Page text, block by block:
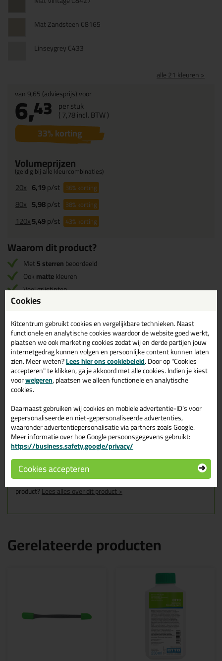
Mat Zandsteen C8165
Linseygrey C433
alle 21 kleuren >
van9,65(adviesprijs) voor
6,43 per stuk
(7,78incl. BTW )
33% korting
Volumeprijzen
(geldig bij alle kleurcombinaties)
20x 6,19p/st 36%korting
80x 5,98p/st 38%korting
120x5,49p/st 43%korting
Waarom dit product?
Met5 sterrenbeoordeeld
Ookmattekleuren
Veel grijstinten
Verouderings bestendig
Omschrijving Specificaties Reviews (1)
Ottoseal S125 400ml in
RAL 9001 (C9001)
Ottoseal S125 400ml in de kleur RAL 9001 (C9001) is te
gebruiken voor verschillende toepassingen. Een duurzame en
veelzijdige kit welke makkelijk te verwerken is. Perfect als je een
bijpassende kleur zoekt met gegarandeerd een topresultaat.
Bestel de Ottoseal S125 400ml in kleur RAL 9001 (C9001)
vandaag nog! Op voorraad en op werkdagen besteld = morgen in
huis.
Wil je meer weten over de toepassing en kenmerken van dit
product?Lees alles over dit product >
Gerelateerde producten
Cookies
Kitcentrum gebruikt cookies en vergelijkbare technieken. Naast
functionele en analytische cookies waardoor de website goed werkt,
plaatsen we ook marketing cookies zodat wij en derde partijen jouw
internetgedrag kunnen volgen en persoonlijke content kunnen laten
zien. Meer weten?Lees hier ons cookiebeleid. Door op "Cookies
accepteren" te klikken, ga je akkoord met alle cookies. Indien je kiest
voorweigeren, plaatsen we alleen functionele en analytische
cookies.
Daarnaast gebruiken wij cookies en mobiele advertentie-ID’s voor
gepersonaliseerde en niet-gepersonaliseerde advertenties,
waaronder advertentiepersonalisatie via partners zoals Google.
Meer informatie over hoe Google persoonsgegevens gebruikt:
https://business.safety.google/privacy/
Cookies accepteren